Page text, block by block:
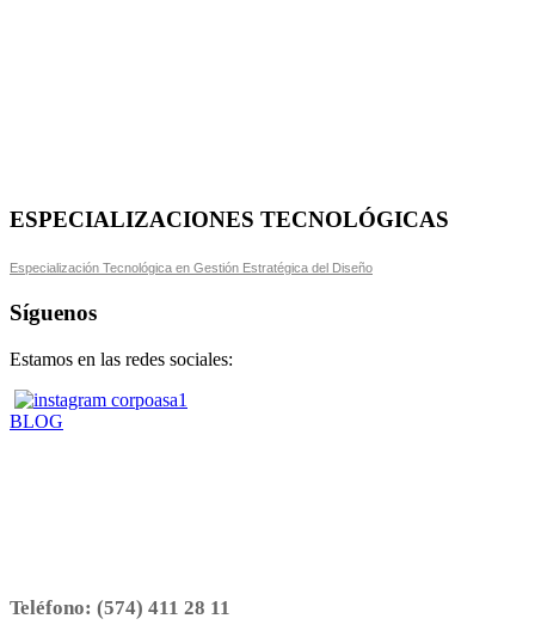
ESPECIALIZACIONES TECNOLÓGICAS
Especialización Tecnológica en Gestión Estratégica del Diseño
Síguenos
Estamos en las redes sociales:
BLOG
Teléfono: (574) 411 28 11